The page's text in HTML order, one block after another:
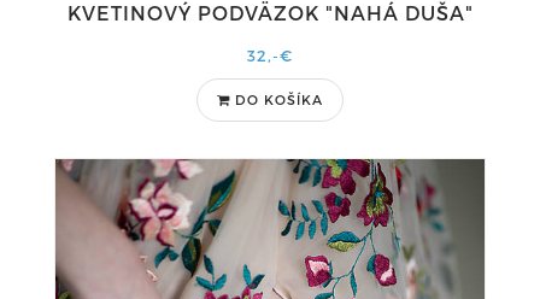
KVETINOVÝ PODVÄZOK "NAHÁ DUŠA"
32,-€
DO KOŠÍKA